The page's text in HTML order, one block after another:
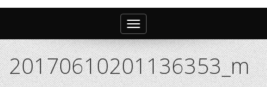
Toggle
navigation
20170610201136353_m